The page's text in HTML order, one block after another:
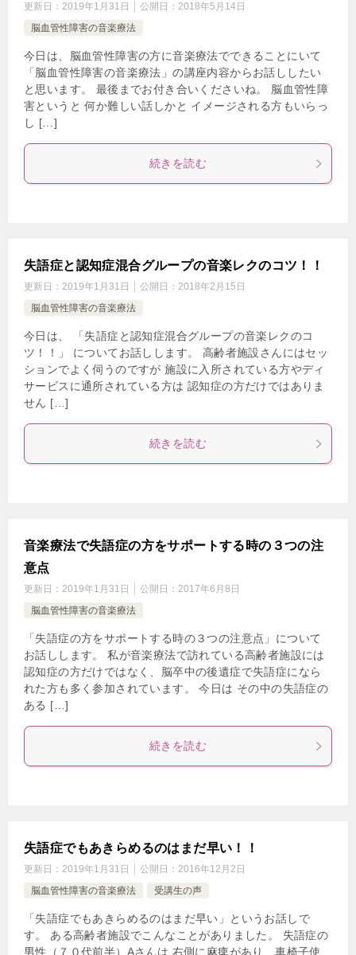
更新日： 2019年1月31日 公開日： 2018年5月14日
脳血管性障害の音楽療法
今日は、脳血管性障害の方に音楽療法でできることにいて
「脳血管性障害の音楽療法」の講座内容からお話ししたい
と思います。 最後までお付き合いくださいね。 脳血管性障
害というと 何か難しい話しかと イメージされる方もいらっ
し […]
続きを読む
失語症と認知症混合グループの音楽レクのコツ！！
更新日： 2019年1月31日 公開日： 2018年2月15日
脳血管性障害の音楽療法
今日は、 「失語症と認知症混合グループの音楽レクのコ
ツ！！」 についてお話しします。 高齢者施設さんにはセッ
ションでよく伺うのですが 施設に入所されている方やディ
サービスに通所されている方は 認知症の方だけではありま
せん […]
続きを読む
音楽療法で失語症の方をサポートする時の３つの注
意点
更新日： 2019年1月31日 公開日： 2017年6月8日
脳血管性障害の音楽療法
「失語症の方をサポートする時の３つの注意点」について
お話しします。 私が音楽療法で訪れている高齢者施設には
認知症の方だけではなく、脳卒中の後遺症で失語症になら
れた方も多く参加されています。 今日は その中の失語症の
ある […]
続きを読む
失語症でもあきらめるのはまだ早い！！
更新日： 2019年1月31日 公開日： 2016年12月2日
脳血管性障害の音楽療法
受講生の声
「失語症でもあきらめるのはまだ早い」というお話しで
す。 ある高齢者施設でこんなことがありました。 失語症の
男性（７０代前半）Aさんは 右側に麻痺があり、車椅子使